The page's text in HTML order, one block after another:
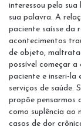
interessou pela
sua palavra. A
paciente saísse da
acontecimentos
de objeto,
possível começar a
paciente e inseri-la
serviços de saúde.
propõe pensarmos
como suplência ao
casos de dor